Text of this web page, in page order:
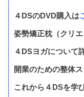
４DSのDVD購入は
姿勢矯正枕（クリ
４DSヨガについて
開業のための整体
これから４DSを学